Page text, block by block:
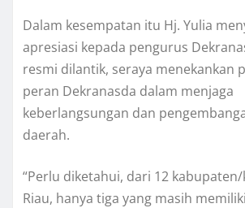
Dalam kesempatan itu Hj. Yulia
apresiasi kepada pengurus
resmi dilantik, seraya menekankan
peran Dekranasda dalam menjaga
keberlangsungan dan
daerah.
“Perlu diketahui, dari 12
Riau, hanya tiga yang masih